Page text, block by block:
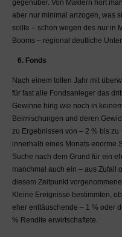
gegenüber. Von Maklern hört
aber nur minimal anzogen, was
sollte – schon wegen des nur in
Booms – regional deutliche
6. Fonds
Nach einem tollen Jahr mit
für fast alle Fondsanleger das
Gewinne hing wie noch in
Beimischungen und deren
zu Ergebnissen von – 2 % bis
innerhalb eines Monats enorme
Suche nach dem Grund für ein
manchmal auch ein – aus Zufall
diesem Zeitpunkt
Kleine Ereignisse bestimmten,
eher enttäuschende – 1 % oder
% Rendite erwirtschaftete.
ihre
Stand 15.
Ich
diese!